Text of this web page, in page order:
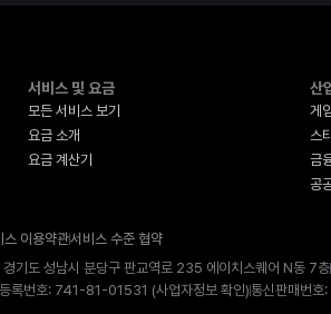
서비스 및 요금
모든 서비스 보기
요금 소개
요금 계산기
산
게
스
금
공
스 이용약관서비스 수준 협약
경기도 성남시 분당구 판교역로 235 에이치스퀘어 N동 7층
록번호: 741-81-01531 (사업자정보 확인) 통신판매번